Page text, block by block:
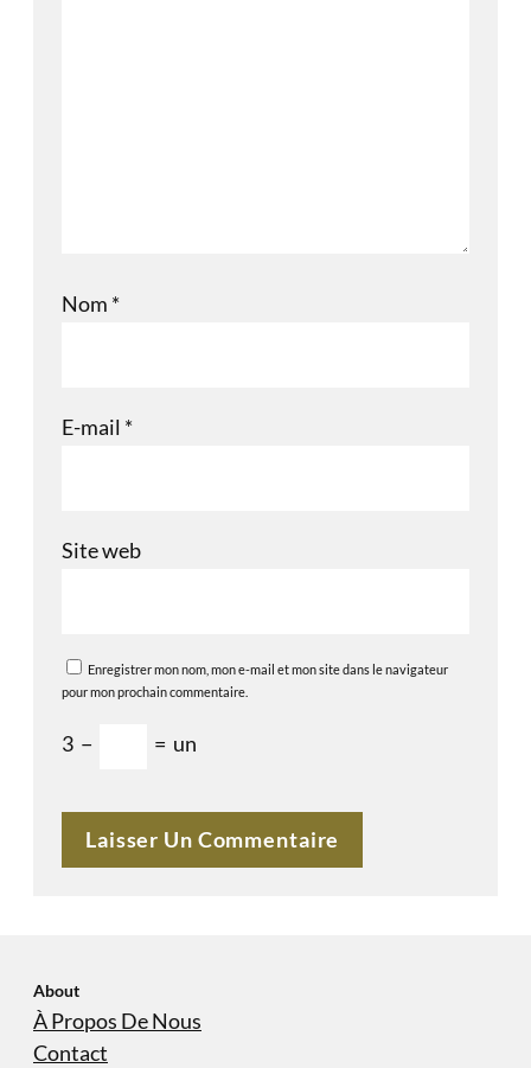
Nom *
E-mail *
Site web
Enregistrer mon nom, mon e-mail et mon site dans le navigateur
pour mon prochain commentaire.
3 − = un
About
À Propos De Nous
Contact